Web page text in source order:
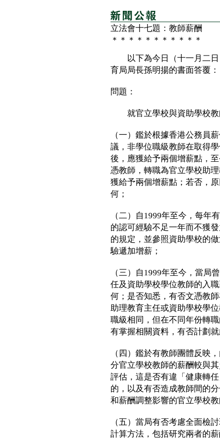
立法會十七題：教師薪酬
＊＊＊＊＊＊＊＊＊＊＊
以下為今日（十一月二日
育局局長孫明揚的書面答覆：
問題：
就官立學校與資助學校教
（一）鑑於根據香港公務員
議，非學位職級教師在取得
後，應獲給予兩個增薪點，
憑教師，轉職為官立學校助
獲給予兩個增薪點；若否，
何；
（二）自1999年至今，每年
的認可經驗不足一年而不獲
的規定，並參照資助學校的
驗遞加增薪；
（三）自1999年至今，當局
任及資助學校學位教師的入
何；是否知悉，有否文憑教
助理教育主任或資助學校學
職級相同，但在不同年份轉
有掌握相關資料，有否計劃
（四）鑑於有教師團體反映
分官立學校教師的薪酬較與
評估，這是否有違「健康轉
的，以及有否造成教師間的
和薪酬調整影響的官立學校
（五）當局有否考慮全面檢
計算方法，包括研究兩者的